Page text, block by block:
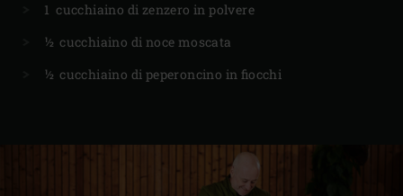
1 cucchiaino di zenzero in polvere
½ cucchiaino di noce moscata
½ cucchiaino di peperoncino in fiocchi